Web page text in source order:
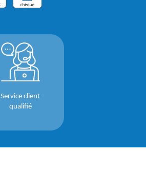
Service client
qualifié